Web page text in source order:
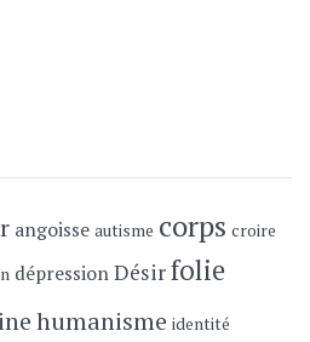
angoisse autisme corps croire
dépressionDésirfolie
humanisme identité